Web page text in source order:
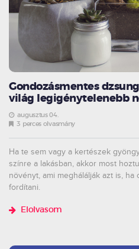
Gondozásmentes
világ legigénytelenebb
augusztus 04.
3 perces olvasmány
Ha te sem vagy a kertészek
színre a lakásban, akkor most
növényt, ami meghálálják azt is,
fordítani.
Elolvasom